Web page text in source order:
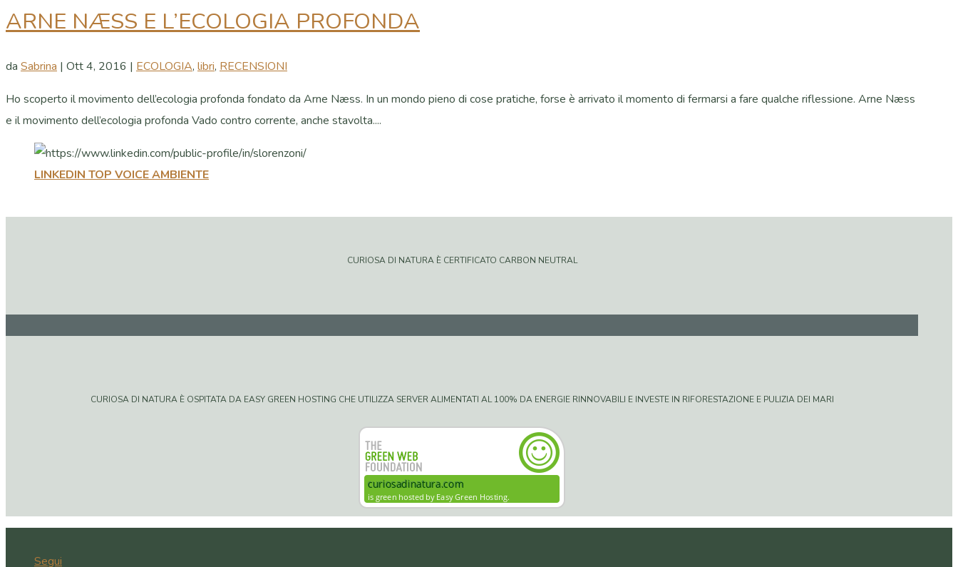
ARNE NÆSS E L’ECOLOGIA PROFONDA
da Sabrina | Ott 4, 2016 | ECOLOGIA, libri, RECENSIONI
Ho scoperto il movimento dell’ecologia profonda fondato da Arne Næss. In un mondo pieno di cose pratiche, forse è arrivato il momento di fermarsi a fare qualche riflessione. Arne Næss
e il movimento dell’ecologia profonda Vado contro corrente, anche stavolta....
LINKEDIN TOP VOICE AMBIENTE
CURIOSA DI NATURA È CERTIFICATO CARBON NEUTRAL
CURIOSA DI NATURA È OSPITATA DA EASY GREEN HOSTING CHE UTILIZZA SERVER ALIMENTATI AL 100% DA ENERGIE RINNOVABILI E INVESTE IN RIFORESTAZIONE E PULIZIA DEI MARI
Segui